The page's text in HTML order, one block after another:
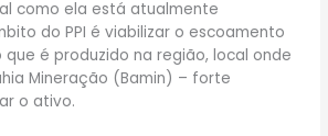
como ela está atualmente
do PPI é viabilizar o escoamento
é produzido na região, local onde
Mineração (Bamin) – forte
o ativo.